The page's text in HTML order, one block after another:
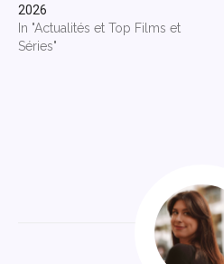
2026
In "Actualités et Top Films et
Séries"